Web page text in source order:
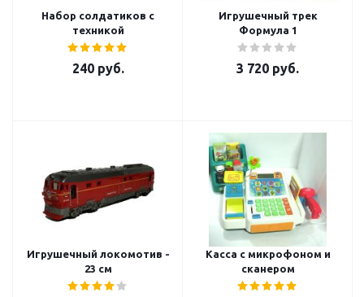
Набор солдатиков с
техникой
240руб.
Игрушечный трек
Формула 1
3 720 руб.
Игрушечный локомотив -
23 см
Касса с микрофоном и
сканером